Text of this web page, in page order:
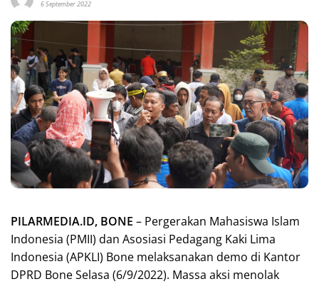
6 September 2022
PILARMEDIA.ID, BONE – Pergerakan Mahasiswa Islam
Indonesia (PMII) dan Asosiasi Pedagang Kaki Lima
Indonesia (APKLI) Bone melaksanakan demo di Kantor
DPRD Bone Selasa (6/9/2022). Massa aksi menolak